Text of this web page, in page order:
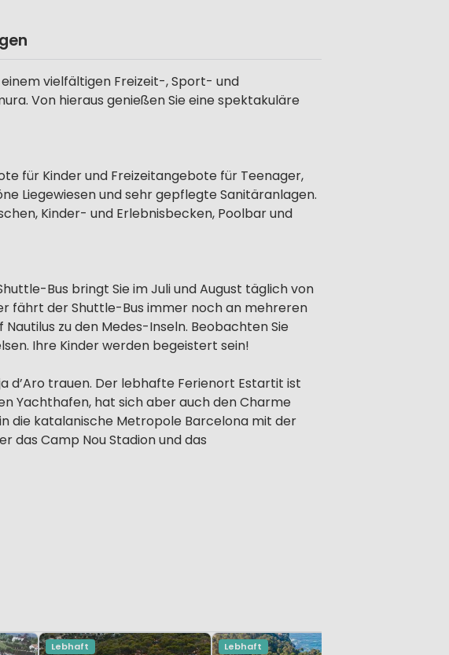
vielfältigen Freizeit-, Sport- und
Von hieraus genießen Sie eine spektakuläre
für Kinder und Freizeitangebote für Teenager,
Liegewiesen und sehr gepflegte Sanitäranlagen.
Kinder- und Erlebnisbecken, Poolbar und
Bus bringt Sie im Juli und August täglich von
fährt der Shuttle-Bus immer noch an mehreren
zu den Medes-Inseln. Beobachten Sie
Ihre Kinder werden begeistert sein!
d’Aro trauen. Der lebhafte Ferienort Estartit ist
Yachthafen, hat sich aber auch den Charme
die katalanische Metropole Barcelona mit der
das Camp Nou Stadion und das
Lebhaft Lebhaft